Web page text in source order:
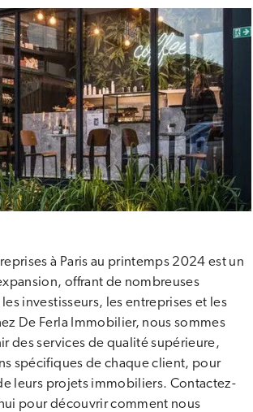
à Paris au printemps 2024 est un
offrant de nombreuses
investisseurs, les entreprises et les
De Ferla Immobilier, nous sommes
des services de qualité supérieure,
spécifiques de chaque client, pour
leurs projets immobiliers. Contactez-
pour découvrir comment nous